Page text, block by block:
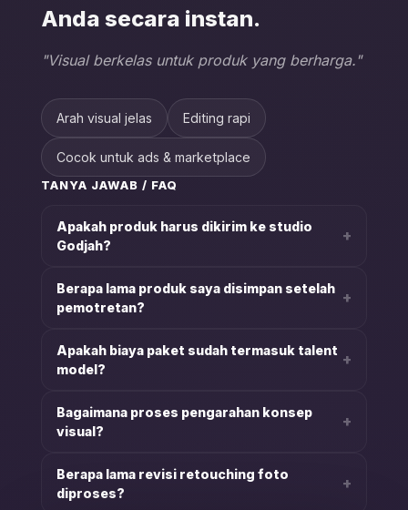
Anda secara instan.
"Visual berkelas untuk produk yang berharga."
Arah visual jelas Editing rapi
Cocok untuk ads & marketplace
TANYA JAWAB / FAQ
Apakah produk harus dikirim ke studio
Godjah?
+
Berapa lama produk saya disimpan setelah
pemotretan?
+
Apakah biaya paket sudah termasuk talent
model?
+
Bagaimana proses pengarahan konsep
visual?
+
Berapa lama revisi retouching foto
diproses?
+